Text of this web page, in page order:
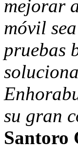
mejorar
móvil
pruebas
su gran
Santoro